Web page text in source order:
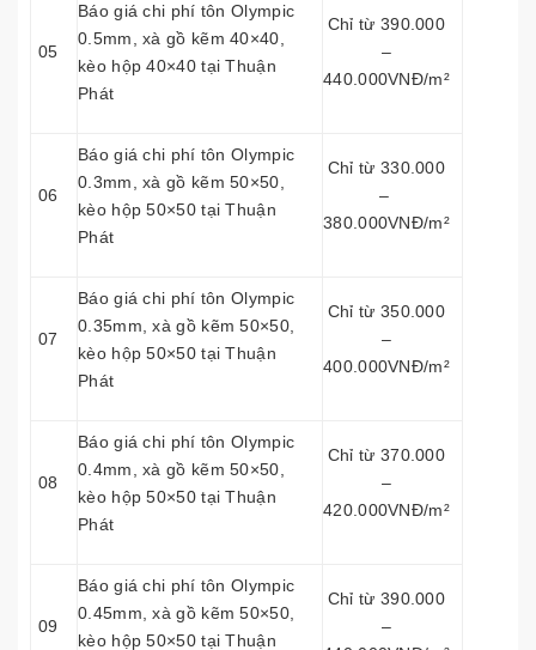
05
Báo giá chi phí tôn Olympic
0.5mm, xà gồ kẽm 40×40,
kèo hộp 40×40 tại Thuận
Phát
Chỉ từ 390.000
–
440.000VNĐ/m²
06
Báo giá chi phí tôn Olympic
0.3mm, xà gồ kẽm 50×50,
kèo hộp 50×50 tại Thuận
Phát
Chỉ từ 330.000
–
380.000VNĐ/m²
07
Báo giá chi phí tôn Olympic
0.35mm, xà gồ kẽm 50×50,
kèo hộp 50×50 tại Thuận
Phát
Chỉ từ 350.000
–
400.000VNĐ/m²
08
Báo giá chi phí tôn Olympic
0.4mm, xà gồ kẽm 50×50,
kèo hộp 50×50 tại Thuận
Phát
Chỉ từ 370.000
–
420.000VNĐ/m²
09
Báo giá chi phí tôn Olympic
0.45mm, xà gồ kẽm 50×50,
kèo hộp 50×50 tại Thuận
Chỉ từ 390.000
–